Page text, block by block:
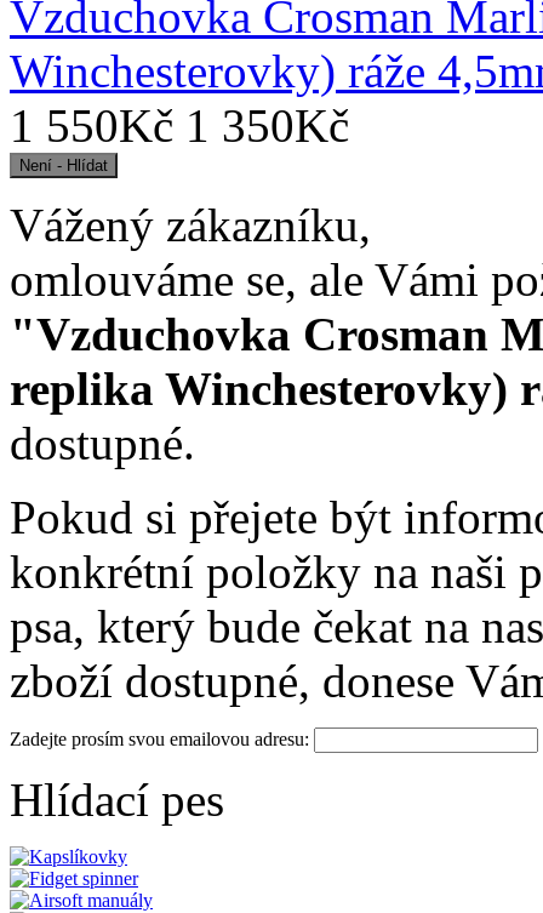
Vzduchovka Crosman
Winchesterovky) ráže
1 550Kč 1 350Kč
Vážený zákazníku,
omlouváme se, ale Vámi
"Vzduchovka Crosman
replika Winchesterovky)
dostupné.
Pokud si přejete být
konkrétní položky na naši
psa, který bude čekat na
zboží dostupné, donese
Zadejte prosím svou emailovou adresu:
Hlídací pes